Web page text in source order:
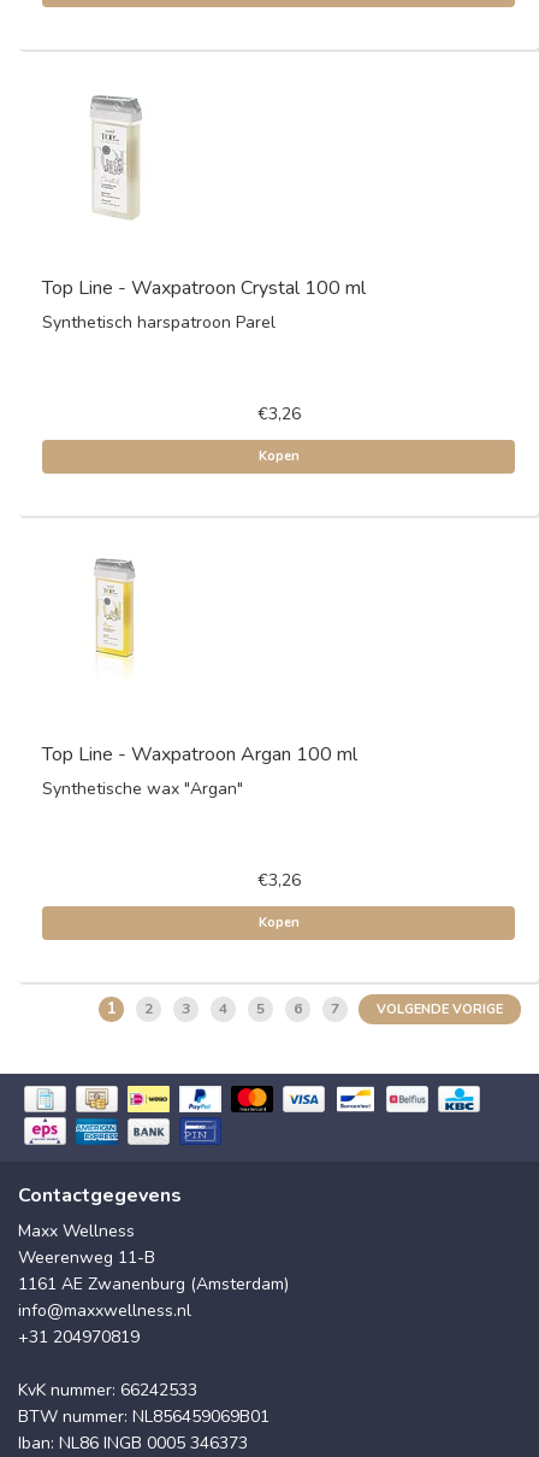
Top Line - Waxpatroon Crystal 100 ml
Synthetisch harspatroon Parel
€3,26
Kopen
Top Line - Waxpatroon Argan 100 ml
Synthetische wax "Argan"
€3,26
Kopen
1 2 3 4 5 6 7 VOLGENDE VORIGE
Contactgegevens
Maxx Wellness
Weerenweg 11-B
1161 AE Zwanenburg (Amsterdam)
info@maxxwellness.nl
+31 204970819
KvK nummer: 66242533
BTW nummer: NL856459069B01
Iban: NL86 INGB 0005 346373